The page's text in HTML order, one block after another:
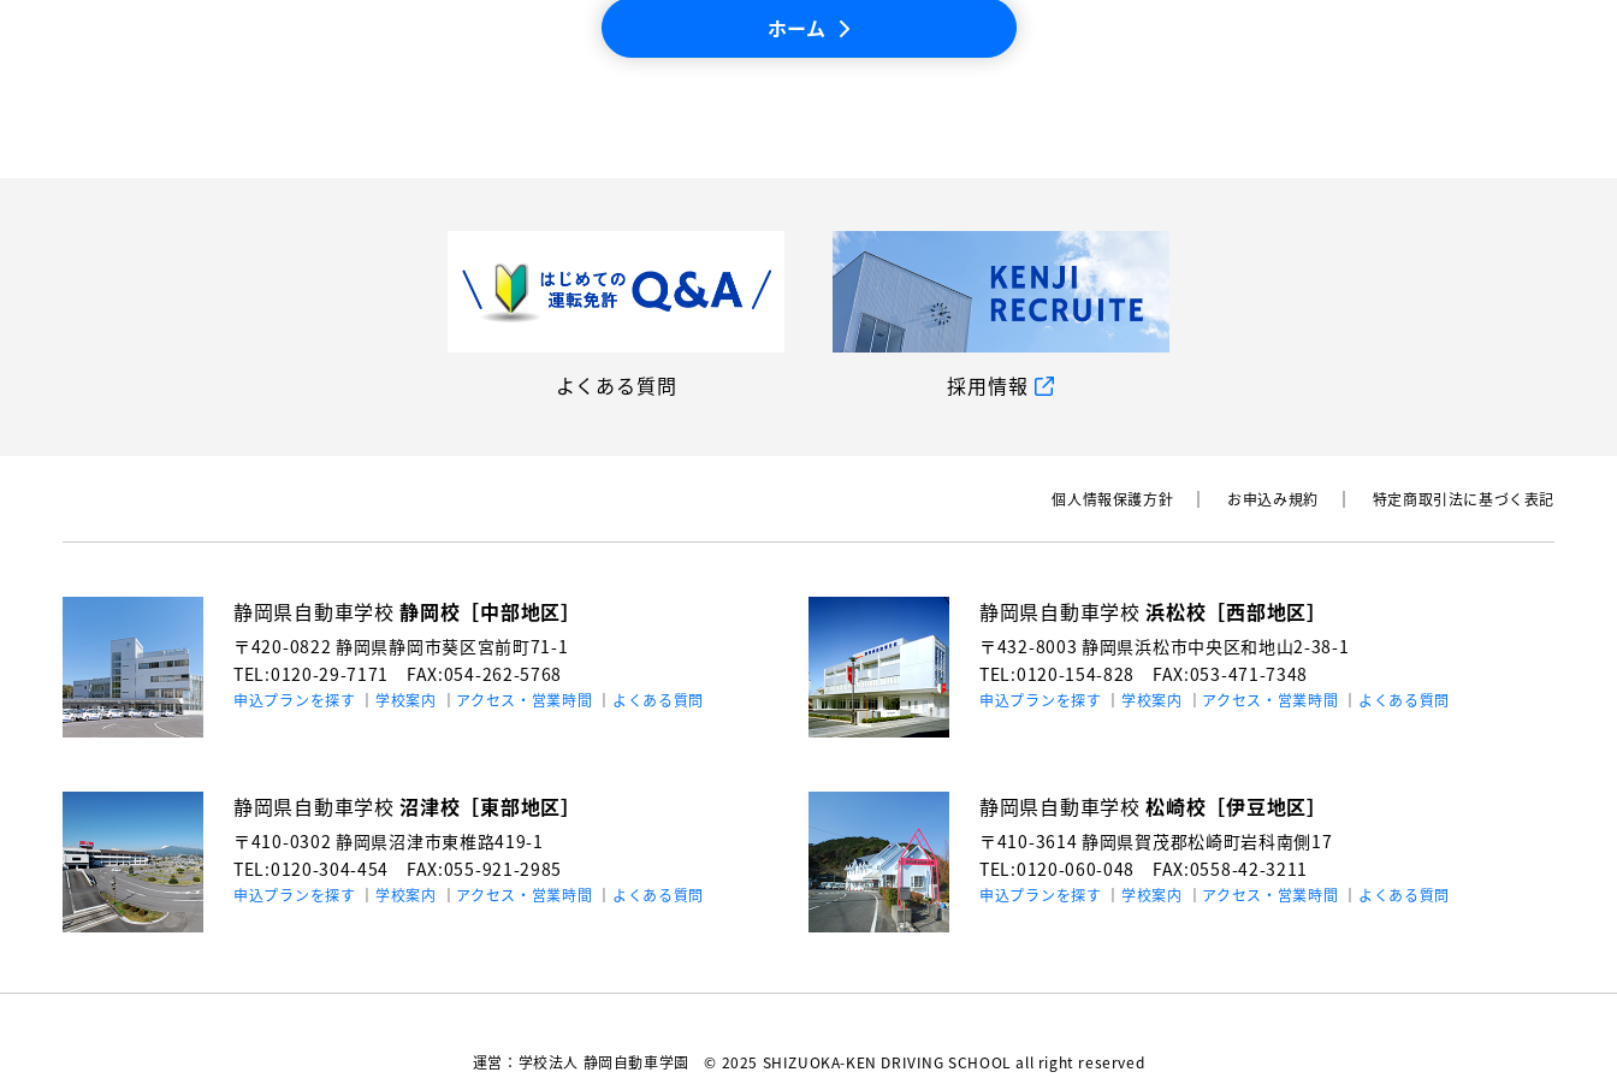
ホーム
よくある質問 採用情報
個⼈情報保護⽅針 お申込み規約 特定商取引法に基づく表記
静岡県自動車学校静岡校［中部地区］
〒420-0822 静岡県静岡市葵区宮前町71-1
TEL:0120-29-7171 FAX:054-262-5768
申込プランを探す 学校案内 アクセス・営業時間 よくある質問
静岡県自動車学校浜松校［西部地区］
〒432-8003 静岡県浜松市中央区和地山2-38-1
TEL:0120-154-828 FAX:053-471-7348
申込プランを探す 学校案内 アクセス・営業時間 よくある質問
静岡県自動車学校沼津校［東部地区］
〒410-0302 静岡県沼津市東椎路419-1
TEL:0120-304-454 FAX:055-921-2985
申込プランを探す 学校案内 アクセス・営業時間 よくある質問
静岡県自動車学校松崎校［伊豆地区］
〒410-3614 静岡県賀茂郡松崎町岩科南側17
TEL:0120-060-048 FAX:0558-42-3211
申込プランを探す 学校案内 アクセス・営業時間 よくある質問
運営：学校法人 静岡自動車学園© 2025 SHIZUOKA-KEN DRIVING SCHOOL all right reserved